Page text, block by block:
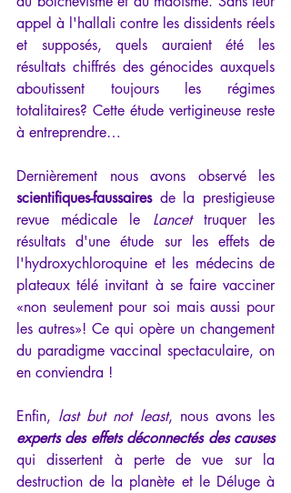
appel à l'hallali contre les dissidents réels
et supposés, quels auraient été les
résultats chiffrés des génocides auxquels
aboutissent toujours les régimes
totalitaires? Cette étude vertigineuse reste
à entreprendre…
scientifiques-faussaires de la prestigieuse
revue médicale le Lancet truquer les
résultats d'une étude sur les effets de
l'hydroxychloroquine et les médecins de
plateaux télé invitant à se faire vacciner
«non seulement pour soi mais aussi pour
les autres»! Ce qui opère un changement
du paradigme vaccinal spectaculaire, on
en conviendra !
Enfin, last but not least
experts des effets déconnectés des causes
qui dissertent à perte de vue sur la
destruction de la planète et le Déluge à